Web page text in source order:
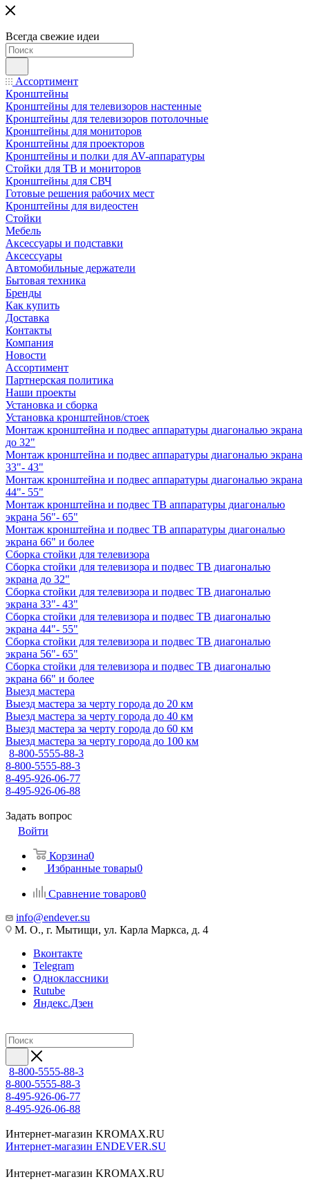
Всегда свежие идеи
Ассортимент
Кронштейны
Кронштейны для телевизоров настенные
Кронштейны для телевизоров потолочные
Кронштейны для мониторов
Кронштейны для проекторов
Кронштейны и полки для AV-аппаратуры
Стойки для ТВ и мониторов
Кронштейны для СВЧ
Готовые решения рабочих мест
Кронштейны для видеостен
Стойки
Мебель
Аксессуары и подставки
Аксессуары
Автомобильные держатели
Бытовая техника
Бренды
Как купить
Доставка
Контакты
Компания
Новости
Ассортимент
Партнерская политика
Наши проекты
Установка и сборка
Установка кронштейнов/стоек
Монтаж кронштейна и подвес аппаратуры диагональю экрана
до 32"
Монтаж кронштейна и подвес аппаратуры диагональю экрана
33"- 43"
Монтаж кронштейна и подвес аппаратуры диагональю экрана
44"- 55"
Монтаж кронштейна и подвес ТВ аппаратуры диагональю
экрана 56"- 65"
Монтаж кронштейна и подвес ТВ аппаратуры диагональю
экрана 66" и более
Сборка стойки для телевизора
Сборка стойки для телевизора и подвес ТВ диагональю
экрана до 32"
Сборка стойки для телевизора и подвес ТВ диагональю
экрана 33"- 43"
Сборка стойки для телевизора и подвес ТВ диагональю
экрана 44"- 55"
Сборка стойки для телевизора и подвес ТВ диагональю
экрана 56"- 65"
Сборка стойки для телевизора и подвес ТВ диагональю
экрана 66" и более
Выезд мастера
Выезд мастера за черту города до 20 км
Выезд мастера за черту города до 40 км
Выезд мастера за черту города до 60 км
Выезд мастера за черту города до 100 км
8-800-5555-88-3
8-800-5555-88-3
8-495-926-06-77
8-495-926-06-88
Задать вопрос
Войти
Корзина0
Избранные товары0
Сравнение товаров0
info@endever.su
М. О., г. Мытищи, ул. Карла Маркса, д. 4
Вконтакте
Telegram
Одноклассники
Rutube
Яндекс.Дзен
8-800-5555-88-3
8-800-5555-88-3
8-495-926-06-77
8-495-926-06-88
Интернет-магазин KROMAX.RU
Интернет-магазин ENDEVER.SU
Интернет-магазин KROMAX.RU